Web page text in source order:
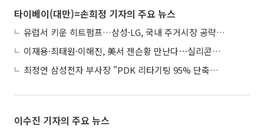
타이베이(대만)=손희정 기자의 주요 뉴스
유럽서 키운 히트펌프…삼성·LG, 국내 주거시장 공략 ‘속도’
이재용·최태원·이해진, 美서 젠슨황 만난다⋯실리콘밸리 집결하는 AI리더
최정연 삼성전자 부사장 "PDK 리타기팅 95% 단축…에이전트 AI 시범 활용"
이수진 기자의 주요 뉴스